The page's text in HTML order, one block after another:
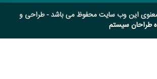
این وب سایت محفوظ می باشد - طراحی و
طراحان سیستم